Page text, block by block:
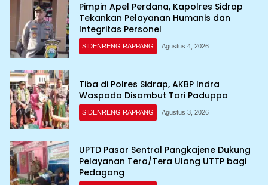
Pimpin Apel Perdana, Kapolres Sidrap
Tekankan Pelayanan Humanis dan
Integritas Personel
SIDENRENG RAPPANG Agustus 4, 2026
Tiba di Polres Sidrap, AKBP Indra
Waspada Disambut Tari Paduppa
SIDENRENG RAPPANG Agustus 3, 2026
UPTD Pasar Sentral Pangkajene Dukung
Pelayanan Tera/Tera Ulang UTTP bagi
Pedagang